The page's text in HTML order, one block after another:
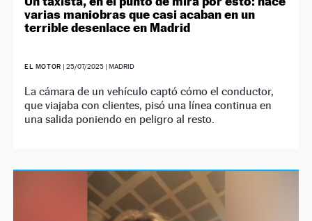
varias maniobras que casi acaban en un
terrible desenlace en Madrid
EL MOTOR | 25/07/2025| MADRID
La cámara de un vehículo captó cómo el conductor,
que viajaba con clientes, pisó una línea continua en
una salida poniendo en peligro al resto.